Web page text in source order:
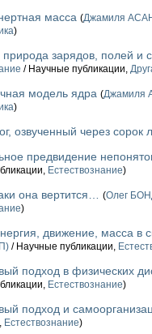
масса (Джамиля
)
зарядов, полей и
/ Научные публикации,
модель ядра (Джамиля
)
озвученный через сорок
предвидение
Естествознание)
она вертится… (Олег
)
движение, масса в
/ Научные публикации,
подход в физических
Естествознание)
подход и
Естествознание)